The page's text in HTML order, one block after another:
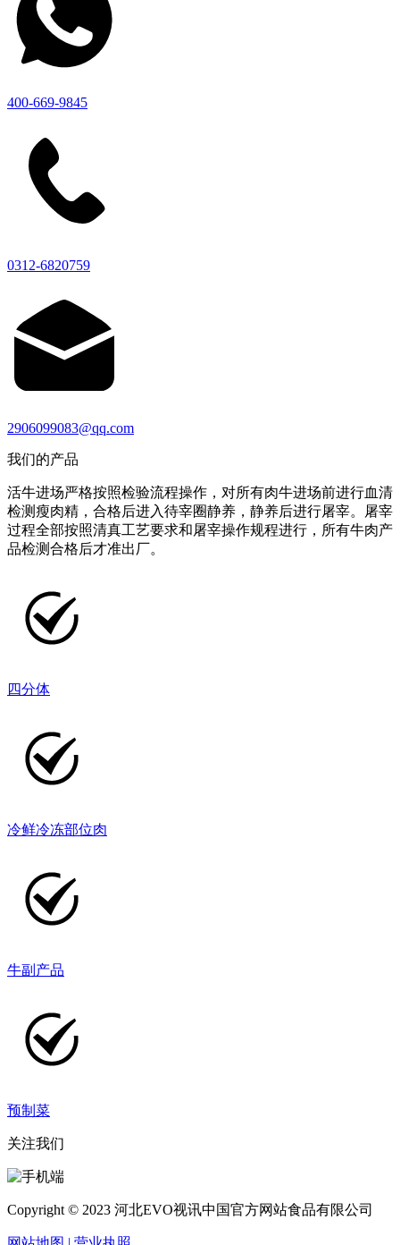
400-669-9845
0312-6820759
2906099083@qq.com
我们的产品
活牛进场严格按照检验流程操作，对所有肉牛进场前进行血清
检测瘦肉精，合格后进入待宰圈静养，静养后进行屠宰。屠宰
过程全部按照清真工艺要求和屠宰操作规程进行，所有牛肉产
品检测合格后才准出厂。
四分体
冷鲜冷冻部位肉
牛副产品
预制菜
关注我们
Copyright © 2023 河北EVO视讯中国官方网站食品有限公司